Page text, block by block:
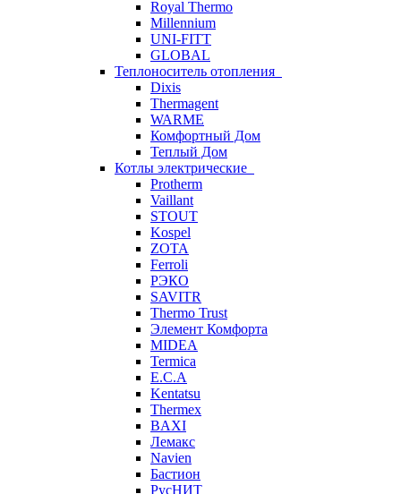
Royal Thermo
Millennium
UNI-FITT
GLOBAL
Теплоноситель отопления
Dixis
Thermagent
WARME
Комфортный Дом
Теплый Дом
Котлы электрические
Protherm
Vaillant
STOUT
Kospel
ZOTA
Ferroli
РЭКО
SAVITR
Thermo Trust
Элемент Комфорта
MIDEA
Termica
E.C.A
Kentatsu
Thermex
BAXI
Лемакс
Navien
Бастион
РусНИТ